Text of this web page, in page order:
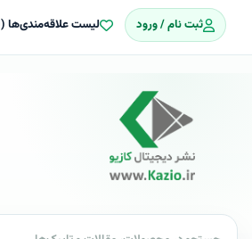
ثبت نام / ورود لیست علاقه‌مندی‌ها (0)